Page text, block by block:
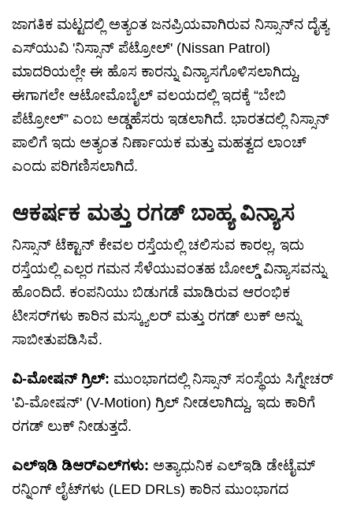
ಜಾಗತಿಕ ಮಟ್ಟದಲ್ಲಿ ಅತ್ಯಂತ ಜನಪ್ರಿಯವಾಗಿರುವ ನಿಸ್ಸಾನ್‌ನ ದೈತ್ಯ
ಎಸ್‌ಯುವಿ 'ನಿಸ್ಸಾನ್ ಪೆಟ್ರೋಲ್' (Nissan Patrol)
ಮಾದರಿಯಲ್ಲೇ ಈ ಹೊಸ ಕಾರನ್ನು ವಿನ್ಯಾಸಗೊಳಿಸಲಾಗಿದ್ದು,
ಈಗಾಗಲೇ ಆಟೋಮೊಬೈಲ್ ವಲಯದಲ್ಲಿ ಇದಕ್ಕೆ “ಬೇಬಿ
ಪೆಟ್ರೋಲ್” ಎಂಬ ಅಡ್ಡಹೆಸರು ಇಡಲಾಗಿದೆ. ಭಾರತದಲ್ಲಿ ನಿಸ್ಸಾನ್
ಪಾಲಿಗೆ ಇದು ಅತ್ಯಂತ ನಿರ್ಣಾಯಕ ಮತ್ತು ಮಹತ್ವದ ಲಾಂಚ್
ಎಂದು ಪರಿಗಣಿಸಲಾಗಿದೆ.
ಆಕರ್ಷಕ ಮತ್ತು ರಗಡ್ ಬಾಹ್ಯ ವಿನ್ಯಾಸ
ನಿಸ್ಸಾನ್ ಟೆಕ್ಟಾನ್ ಕೇವಲ ರಸ್ತೆಯಲ್ಲಿ ಚಲಿಸುವ ಕಾರಲ್ಲ, ಇದು
ರಸ್ತೆಯಲ್ಲಿ ಎಲ್ಲರ ಗಮನ ಸೆಳೆಯುವಂತಹ ಬೋಲ್ಡ್ ವಿನ್ಯಾಸವನ್ನು
ಹೊಂದಿದೆ. ಕಂಪನಿಯು ಬಿಡುಗಡೆ ಮಾಡಿರುವ ಆರಂಭಿಕ
ಟೀಸರ್‌ಗಳು ಕಾರಿನ ಮಸ್ಕ್ಯುಲರ್ ಮತ್ತು ರಗಡ್ ಲುಕ್ ಅನ್ನು
ಸಾಬೀತುಪಡಿಸಿವೆ.
ವಿ-ಮೋಷನ್ ಗ್ರಿಲ್: ಮುಂಭಾಗದಲ್ಲಿ ನಿಸ್ಸಾನ್ ಸಂಸ್ಥೆಯ ಸಿಗ್ನೇಚರ್
'ವಿ-ಮೋಷನ್' (V-Motion) ಗ್ರಿಲ್ ನೀಡಲಾಗಿದ್ದು, ಇದು ಕಾರಿಗೆ
ರಗಡ್ ಲುಕ್ ನೀಡುತ್ತದೆ.
ಎಲ್‌ಇಡಿ ಡಿಆರ್‌ಎಲ್‌ಗಳು: ಅತ್ಯಾಧುನಿಕ ಎಲ್‌ಇಡಿ ಡೇಟೈಮ್
ರನ್ನಿಂಗ್ ಲೈಟ್‌ಗಳು (LED DRLs) ಕಾರಿನ ಮುಂಭಾಗದ